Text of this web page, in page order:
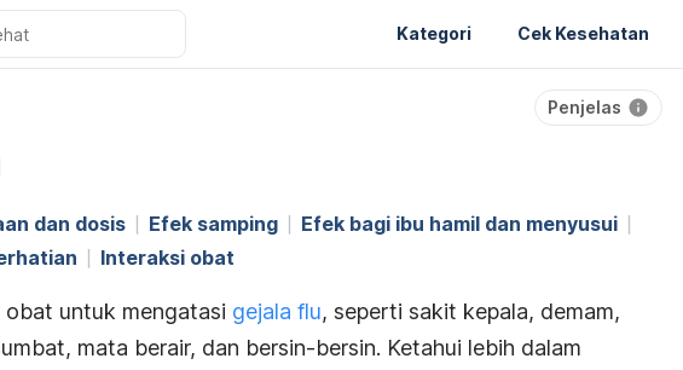
Kategori Cek Kesehatan
Penjelas
dan dosis Efek samping
Efek bagi ibu hamil dan menyusui
Interaksi obat
obat untuk mengatasi gejala flu, seperti sakit kepala, demam,
mata berair, dan bersin-bersin. Ketahui lebih dalam